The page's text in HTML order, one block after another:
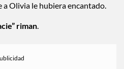
Olivia le hubiera encantado.
riman.